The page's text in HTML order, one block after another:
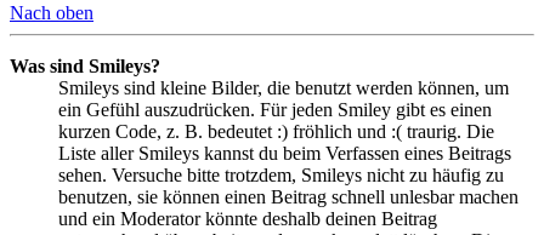
Nach oben
Was sind Smileys?
Smileys sind kleine Bilder, die benutzt werden können, um
ein Gefühl auszudrücken. Für jeden Smiley gibt es einen
kurzen Code, z. B. bedeutet :) fröhlich und :( traurig. Die
Liste aller Smileys kannst du beim Verfassen eines Beitrags
sehen. Versuche bitte trotzdem, Smileys nicht zu häufig zu
benutzen, sie können einen Beitrag schnell unlesbar machen
und ein Moderator könnte deshalb deinen Beitrag